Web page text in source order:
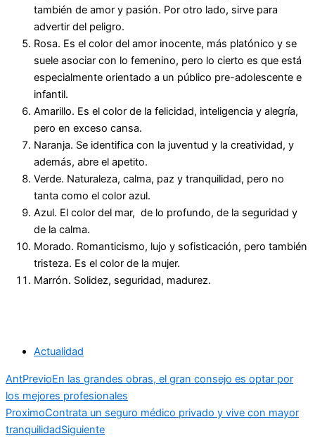
también de amor y pasión. Por otro lado, sirve para
advertir del peligro.
Rosa. Es el color del amor inocente, más platónico y se
suele asociar con lo femenino, pero lo cierto es que está
especialmente orientado a un público pre-adolescente e
infantil.
Amarillo. Es el color de la felicidad, inteligencia y alegría,
pero en exceso cansa.
Naranja. Se identifica con la juventud y la creatividad, y
además, abre el apetito.
Verde. Naturaleza, calma, paz y tranquilidad, pero no
tanta como el color azul.
Azul. El color del mar, de lo profundo, de la seguridad y
de la calma.
Morado. Romanticismo, lujo y sofisticación, pero también
tristeza. Es el color de la mujer.
Marrón. Solidez, seguridad, madurez.
Actualidad
AntPrevioEn las grandes obras, el gran consejo es optar por
los mejores profesionales
ProximoContrata un seguro médico privado y vive con mayor
tranquilidadSiguiente